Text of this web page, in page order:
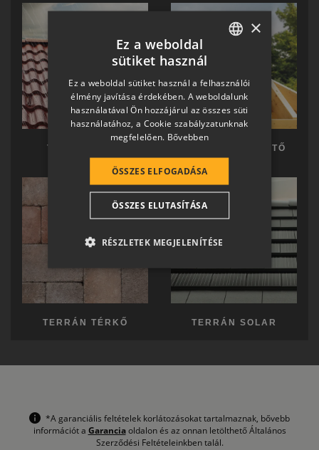
TERRÁN TETŐ TERRÁN KÉSZTETŐ
TERRÁN TÉRKŐ TERRÁN SOLAR
*A garanciális feltételek korlátozásokat tartalmaznak, bővebb
információt a Garanciaoldalon és az onnan letölthető Általános
Szerződési Feltételeinkben talál.
HUNGARIAN
SLOVAK
GERMAN
ROMANIAN
CROATIAN
SR
RO-HU
ITALIAN
×
Ez a weboldal
sütiket használ
Ez a weboldal sütiket használ a felhasználói
élmény javítása érdekében. A weboldalunk
használatával Ön hozzájárul az összes süti
használatához, a Cookie szabályzatunknak
megfelelően. Bővebben
ÖSSZES ELFOGADÁSA
ÖSSZES ELUTASÍTÁSA
RÉSZLETEK MEGJELENÍTÉSE